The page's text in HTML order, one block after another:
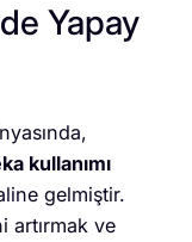
Yapay
kullanımı
gelmiştir.
artırmak ve